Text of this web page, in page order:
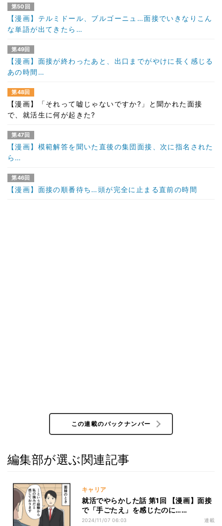
第50回
【漫画】テルミドール、ブルゴーニュ…面接でいきなりこん
な単語が出てきたら…
第49回
【漫画】面接が終わったあと、出口までがやけに長く感じる
あの時間…
第48回
【漫画】「それって嘘じゃないですか?」と聞かれた面接
で、就活生に何が起きた?
第47回
【漫画】模範解答を聞いた直後の集団面接、次に指名された
ら…
第46回
【漫画】面接の順番待ち…頭が完全に止まる直前の時間
この連載のバックナンバー
編集部が選ぶ関連記事
キャリア
就活でやらかした話 第1回 【漫画】面接
で「手ごたえ」を感じたのに……
2024/11/07 06:03 連載